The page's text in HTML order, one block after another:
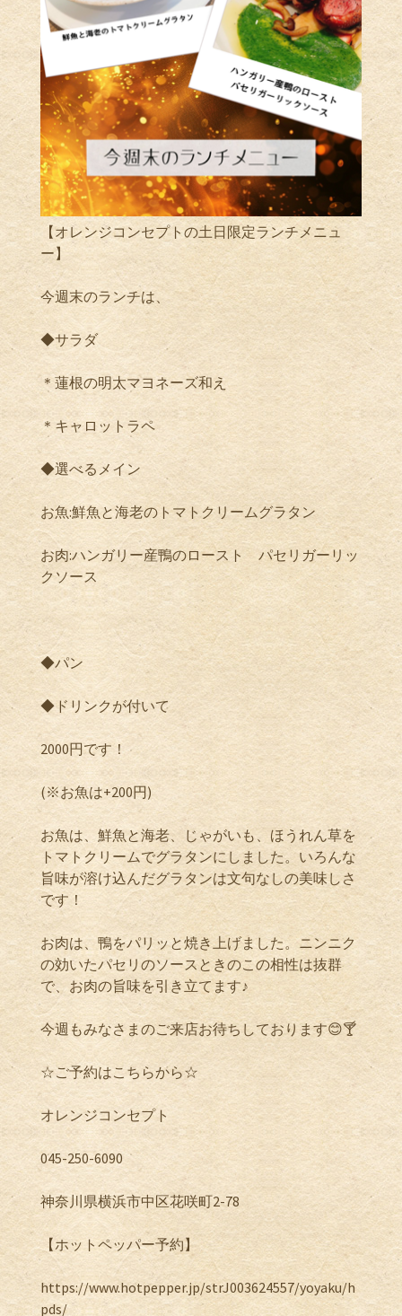
【オレンジコンセプトの土日限定ランチメニュ
ー】
今週末のランチは、
◆サラダ
＊蓮根の明太マヨネーズ和え
＊キャロットラペ
◆選べるメイン
お魚:鮮魚と海老のトマトクリームグラタン
お肉:ハンガリー産鴨のロースト パセリガーリッ
クソース
◆パン
◆ドリンクが付いて
2000円です！
(※お魚は+200円)
お魚は、鮮魚と海老、じゃがいも、ほうれん草を
トマトクリームでグラタンにしました。いろんな
旨味が溶け込んだグラタンは文句なしの美味しさ
です！
お肉は、鴨をパリッと焼き上げました。ニンニク
の効いたパセリのソースときのこの相性は抜群
で、お肉の旨味を引き立てます♪
今週もみなさまのご来店お待ちしております😊🍸
☆ご予約はこちらから☆
オレンジコンセプト
045-250-6090
神奈川県横浜市中区花咲町2-78
【ホットペッパー予約】
https://www.hotpepper.jp/strJ003624557/yoyaku/h
pds/